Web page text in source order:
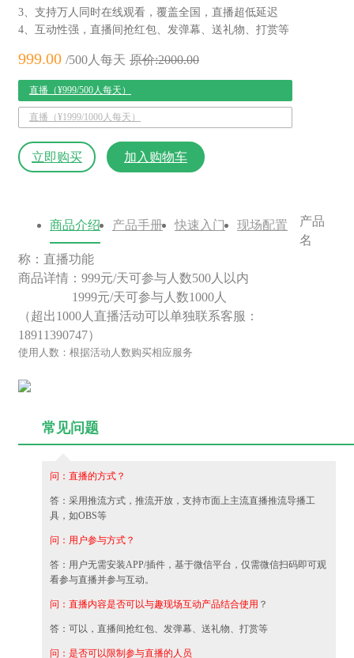
3、支持万人同时在线观看，覆盖全国，直播超低延迟
4、互动性强，直播间抢红包、发弹幕、送礼物、打赏等
999.00 /500人每天 原价:2000.00
直播（¥999/500人每天）
直播（¥1999/1000人每天）
立即购买 加入购物车
商品介绍 产品手册 快速入门 现场配置
产品
名
称：直播功能
商品详情：999元/天可参与人数500人以内
1999元/天可参与人数1000人
（超出1000人直播活动可以单独联系客服：
18911390747）
使用人数：根据活动人数购买相应服务
常见问题
问：直播的方式？
答：采用推流方式，推流开放，支持市面上主流直播推流导播工
具，如OBS等
问：用户参与方式？
答：用户无需安装APP/插件，基于微信平台，仅需微信扫码即可观
看参与直播并参与互动。
问：直播内容是否可以与趣现场互动产品结合使用 ？
答：可以，直播间抢红包、发弹幕、送礼物、打赏等
问：是否可以限制参与直播的人员